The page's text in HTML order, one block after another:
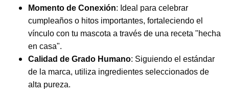
Momento de Conexión: Ideal para celebrar
cumpleaños o hitos importantes, fortaleciendo el
vínculo con tu mascota a través de una receta "hecha
en casa".
Calidad de Grado Humano: Siguiendo el estándar
de la marca, utiliza ingredientes seleccionados de
alta pureza.